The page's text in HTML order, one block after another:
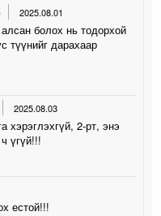
2025.08.01
болох нь тодорхой
түүнийг дарахаар
2025.08.03
хэрэглэхгүй, 2-рт, энэ
үгүй!!!
естой!!!